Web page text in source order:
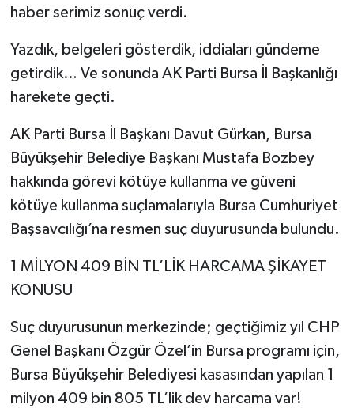
haber serimiz sonuç verdi.
Yazdık, belgeleri gösterdik, iddiaları gündeme
getirdik… Ve sonunda AK Parti Bursa İl Başkanlığı
harekete geçti.
AK Parti Bursa İl Başkanı Davut Gürkan, Bursa
Büyükşehir Belediye Başkanı Mustafa Bozbey
hakkında görevi kötüye kullanma ve güveni
kötüye kullanma suçlamalarıyla Bursa Cumhuriyet
Başsavcılığı’na resmen suç duyurusunda bulundu.
1 MİLYON 409 BİN TL’LİK HARCAMA ŞİKAYET
KONUSU
Suç duyurusunun merkezinde; geçtiğimiz yıl CHP
Genel Başkanı Özgür Özel’in Bursa programı için,
Bursa Büyükşehir Belediyesi kasasından yapılan 1
milyon 409 bin 805 TL’lik dev harcama var!